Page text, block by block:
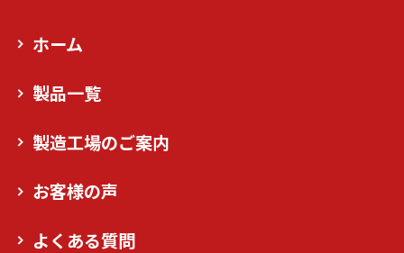
ホーム
製品一覧
製造工場のご案内
お客様の声
よくある質問